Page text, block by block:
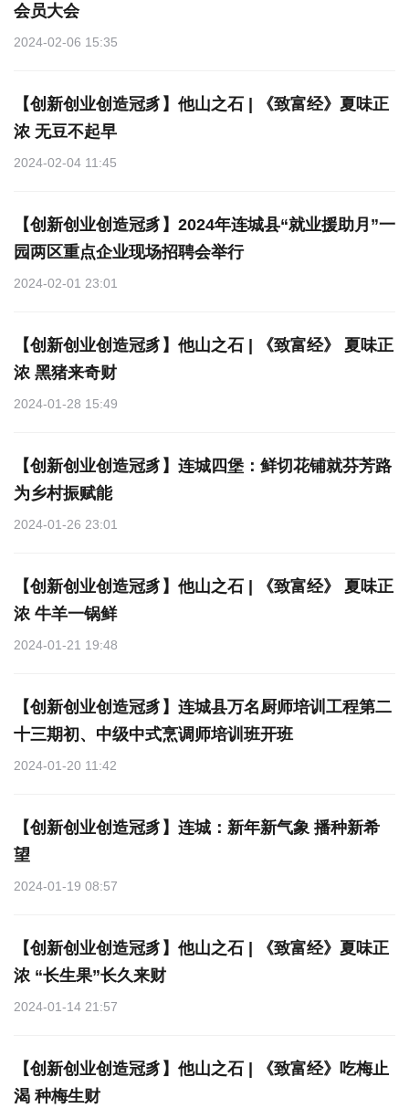
会员大会
2024-02-06 15:35
【创新创业创造冠豸】他山之石 | 《致富经》夏味正
浓 无豆不起早
2024-02-04 11:45
【创新创业创造冠豸】2024年连城县“就业援助月”一
园两区重点企业现场招聘会举行
2024-02-01 23:01
【创新创业创造冠豸】他山之石 | 《致富经》 夏味正
浓 黑猪来奇财
2024-01-28 15:49
【创新创业创造冠豸】连城四堡：鲜切花铺就芬芳路
为乡村振赋能
2024-01-26 23:01
【创新创业创造冠豸】他山之石 | 《致富经》 夏味正
浓 牛羊一锅鲜
2024-01-21 19:48
【创新创业创造冠豸】连城县万名厨师培训工程第二
十三期初、中级中式烹调师培训班开班
2024-01-20 11:42
【创新创业创造冠豸】连城：新年新气象 播种新希
望
2024-01-19 08:57
【创新创业创造冠豸】他山之石 | 《致富经》夏味正
浓 “长生果”长久来财
2024-01-14 21:57
【创新创业创造冠豸】他山之石 | 《致富经》吃梅止
渴 种梅生财